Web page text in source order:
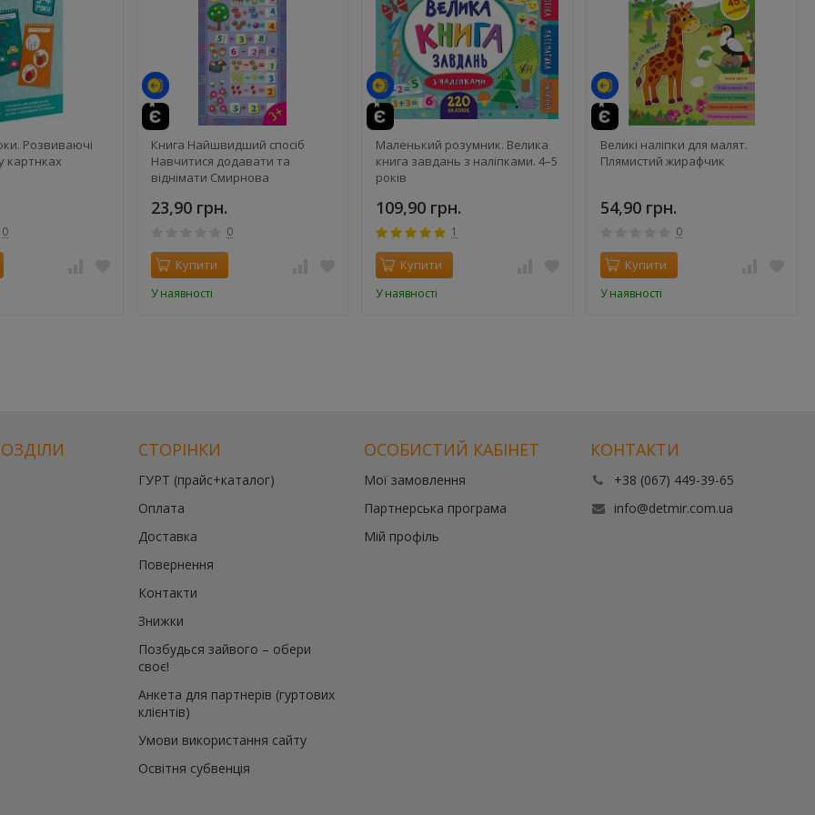
Розвиваючі
картнках
0
Книга Найшвидший спосіб
Навчитися додавати та
віднімати Смирнова
23,90 грн.
0
Купити
У наявності
Маленький розумник. Велика
книга завдань з наліпками. 4–5
років
109,90 грн.
1
Купити
У наявності
Великі наліпки для малят.
Плямистий жирафчик
54,90 грн.
0
Купити
У наявності
СТОРІНКИ
ГУРТ (прайс+каталог)
Оплата
Доставка
Повернення
Контакти
Знижки
Позбудься зайвого – обери
своє!
Анкета для партнерів (гуртових
клієнтів)
Умови використання сайту
Освітня субвенція
ОСОБИСТИЙ КАБІНЕТ
Мої замовлення
Партнерська програма
Мій профіль
КОНТАКТИ
+38 (067) 449-39-65
info@detmir.com.ua